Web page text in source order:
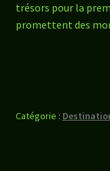
trésors pour la
promettent des
Catégorie :